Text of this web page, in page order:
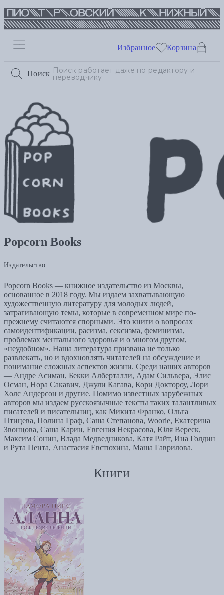
Поиск
Избранное Корзина
Popcorn Books
Издательство
Popcorn Books — книжное издательство из Москвы,
основанное в 2018 году. Мы издаем захватывающую
художественную литературу для молодых людей,
затрагивающую темы, которые в современном мире по-
прежнему считаются спорными. Это книги о вопросах
самоидентификации, расизма, сексизма, феминизма,
проблемах ментального здоровья и о многом другом,
«неудобном». Наша литература призвана не только
развлекать, но и вдохновлять читателей на обсуждение и
понимание сложных аспектов жизни. Среди наших авторов
— Андре Асиман, Бекки Алберталли, Адам Сильвера, Элис
Осман, Нора Сакавич, Джули Кагава, Кори Доктороу, Лори
Холс Андерсон и другие. Помимо известных зарубежных
авторов мы издаем русскоязычные тексты таких талантливых
писателей и писательниц, как Микита Франко, Ольга
Птицева, Полина Граф, Саша Степанова, Woorie, Екатерина
Звонцова, Саша Карин, Евгения Некрасова, Юля Вереск,
Максим Сонин, Влада Медведникова, Катя Райт, Ина Голдин
и Рута Пента, Анастасия Евстюхина, Маша Гаврилова.
Книги